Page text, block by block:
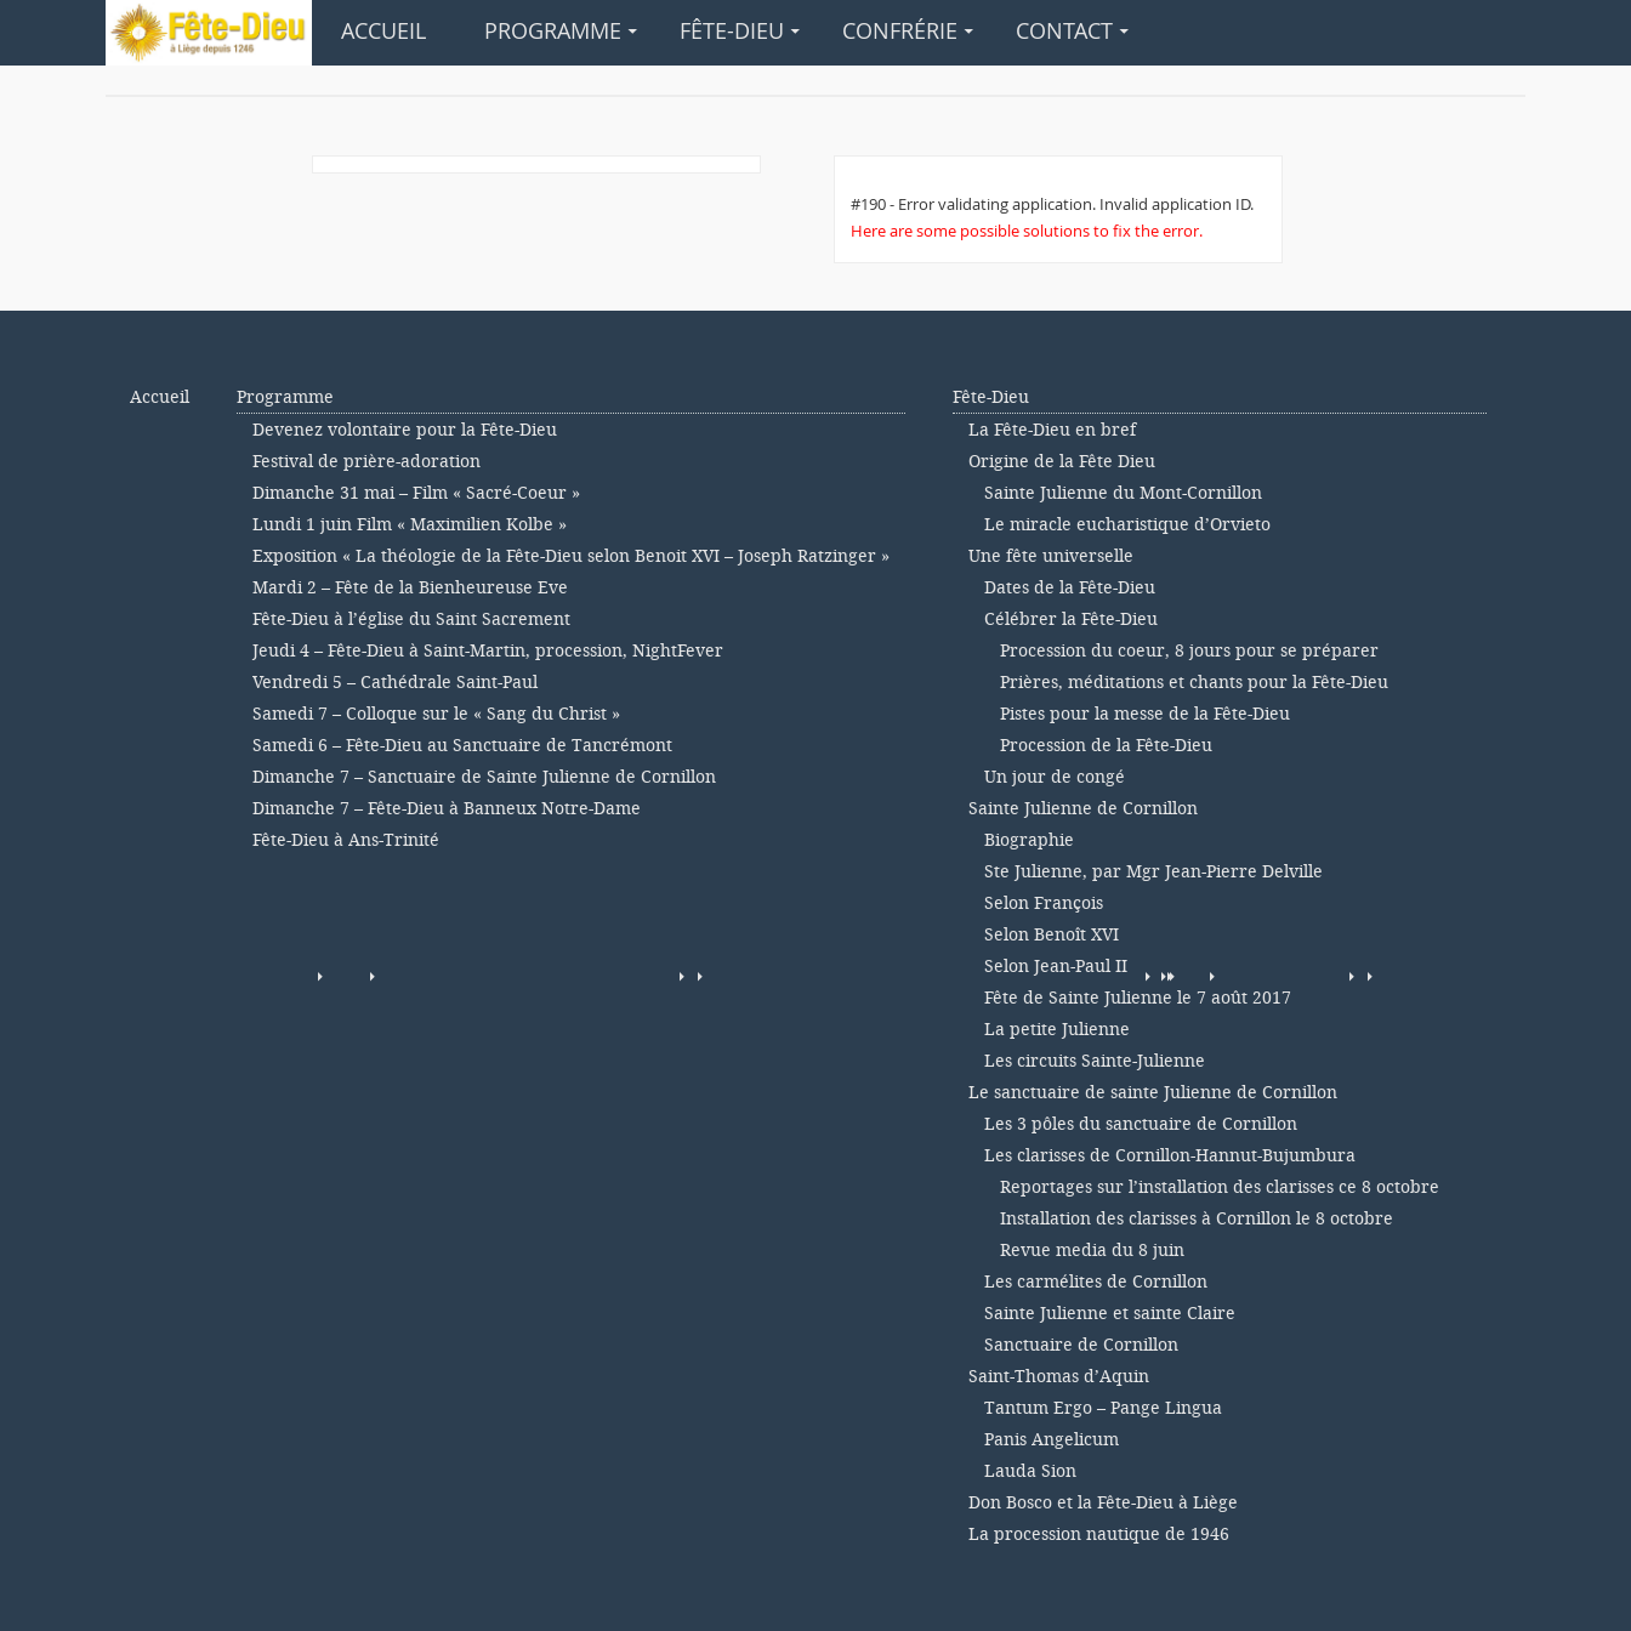
ACCUEIL PROGRAMME FÊTE-DIEU CONFRÉRIE CONTACT
#190 - Error validating application. Invalid application ID.
Here are some possible solutions to fix the error.
Accueil
Programme
Devenez volontaire pour la Fête-Dieu
Festival de prière-adoration
Dimanche 31 mai – Film « Sacré-Coeur »
Lundi 1 juin Film « Maximilien Kolbe »
Exposition « La théologie de la Fête-Dieu selon Benoit XVI – Joseph Ratzinger »
Mardi 2 – Fête de la Bienheureuse Eve
Fête-Dieu à l’église du Saint Sacrement
Jeudi 4 – Fête-Dieu à Saint-Martin, procession, NightFever
Vendredi 5 – Cathédrale Saint-Paul
Samedi 7 – Colloque sur le « Sang du Christ »
Samedi 6 – Fête-Dieu au Sanctuaire de Tancrémont
Dimanche 7 – Sanctuaire de Sainte Julienne de Cornillon
Dimanche 7 – Fête-Dieu à Banneux Notre-Dame
Fête-Dieu à Ans-Trinité
Fête-Dieu
La Fête-Dieu en bref
Origine de la Fête Dieu
Sainte Julienne du Mont-Cornillon
Le miracle eucharistique d’Orvieto
Une fête universelle
Dates de la Fête-Dieu
Célébrer la Fête-Dieu
Procession du coeur, 8 jours pour se préparer
Prières, méditations et chants pour la Fête-Dieu
Pistes pour la messe de la Fête-Dieu
Procession de la Fête-Dieu
Un jour de congé
Sainte Julienne de Cornillon
Biographie
Ste Julienne, par Mgr Jean-Pierre Delville
Selon François
Selon Benoît XVI
Selon Jean-Paul II
Fête de Sainte Julienne le 7 août 2017
La petite Julienne
Les circuits Sainte-Julienne
Le sanctuaire de sainte Julienne de Cornillon
Les 3 pôles du sanctuaire de Cornillon
Les clarisses de Cornillon-Hannut-Bujumbura
Reportages sur l’installation des clarisses ce 8 octobre
Installation des clarisses à Cornillon le 8 octobre
Revue media du 8 juin
Les carmélites de Cornillon
Sainte Julienne et sainte Claire
Sanctuaire de Cornillon
Saint-Thomas d’Aquin
Tantum Ergo – Pange Lingua
Panis Angelicum
Lauda Sion
Don Bosco et la Fête-Dieu à Liège
La procession nautique de 1946